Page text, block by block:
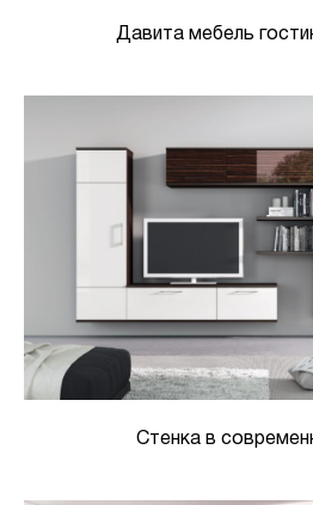
Давита мебель
Стенка в